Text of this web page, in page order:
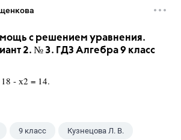
с решением уравнения.
2. № 3. ГДЗ Алгебра 9 класс
- х2 = 14.
9 класс Кузнецова Л. В.